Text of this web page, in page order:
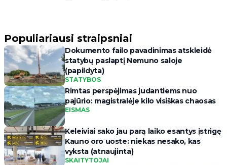
Populiariausi straipsniai
Dokumento failo pavadinimas atskleidė
statybų paslaptį Nemuno saloje
(papildyta)
STATYBOS
Rimtas perspėjimas judantiems nuo
pajūrio: magistralėje kilo visiškas chaosas
EISMAS
Keleiviai sako jau parą laiko esantys įstrigę
Kauno oro uoste: niekas nesako, kas
vyksta (atnaujinta)
SKAITYTOJAI